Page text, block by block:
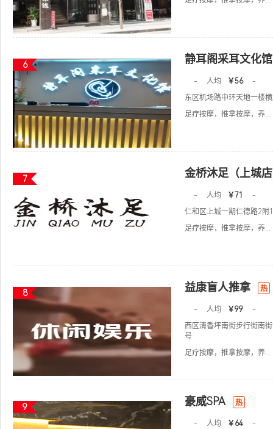
6 静耳阁采耳文化馆
- 人均 ￥56
-
东区机场路中环天地一楼
足疗按摩，推拿按摩，养...
7 金桥沐足（上城
- 人均 ￥71
-
仁和区上城一期仁德路2附
足疗按摩，推拿按摩，养...
8 益康盲人推拿 热
- 人均 ￥99
-
西区清香坪南街步行街南
号
足疗按摩，推拿按摩，养...
9 豪威SPA 热
- 人均 ￥64
-